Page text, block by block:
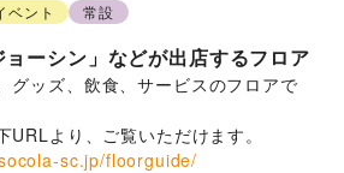
ベント 常設
ョーシン」などが出店するフロア
グッズ、飲食、サービスのフロアで
URLより、ご覧いただけます。
sc.jp/floorguide/